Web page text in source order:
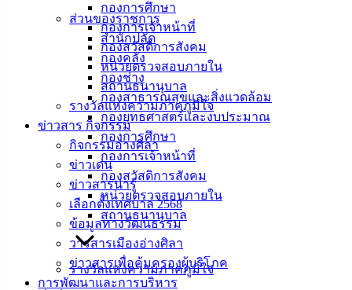
กองการศึกษา
กองการเจ้าหน้าที่
กองสวัสดิการสังคม
หน่วยตรวจสอบภายใน
สถานธนานุบาล
รางวัลแห่งความภาคภูมิใจ
ข่าวสาร กิจกรรม
กิจกรรมอ่างศิลา
ข่าวเด่น
ข่าวสารน่ารู้
เลือกตั้งเทศบาล 2568
ข้อมูลทางวัฒนธรรม
วารสารเมืองอ่างศิลา
ข่าวสารเพื่อคุ้มครองผู้บริโภค
การพัฒนาและการบริหาร
ส่วนของราชการ
สำนักปลัด
กองคลัง
กองช่าง
กองสาธารณสุขและสิ่งแวดล้อม
กองยุทธศาสตร์และงบประมาณ
กองการศึกษา
กองการเจ้าหน้าที่
กองสวัสดิการสังคม
หน่วยตรวจสอบภายใน
สถานธนานุบาล
รางวัลแห่งความภาคภูมิใจ
เทศบาลเมือง
อ่างศิลา 90/338
ม.3 ต.เสม็ด
อ.เมือง จ.ชลบุรี
142-100-104
บริการ